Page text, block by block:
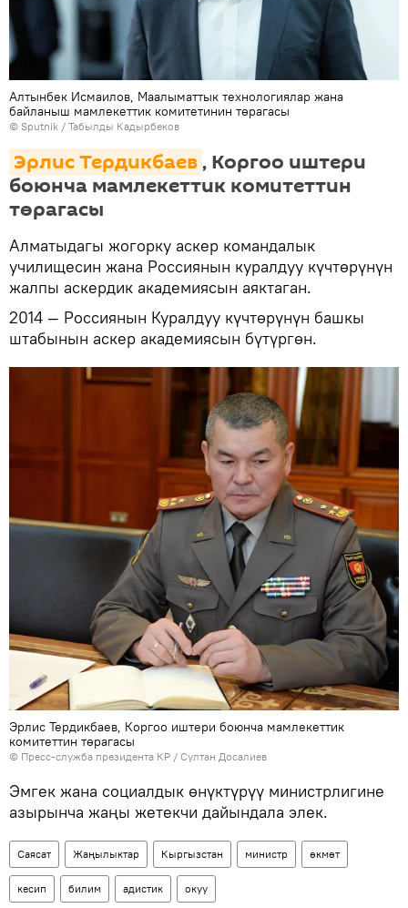
Алтынбек Исмаилов, Маалыматтык технологиялар жана
байланыш мамлекеттик комитетинин төрагасы
© Sputnik / Табылды Кадырбеков
Эрлис Тердикбаев, Коргоо иштери
боюнча мамлекеттик комитеттин
төрагасы
Алматыдагы жогорку аскер командалык
училищесин жана Россиянын куралдуу күчтөрүнүн
жалпы аскердик академиясын аяктаган.
2014 — Россиянын Куралдуу күчтөрүнүн башкы
штабынын аскер академиясын бүтүргөн.
Эрлис Тердикбаев, Коргоо иштери боюнча мамлекеттик
комитеттин төрагасы
© Пресс-служба президента КР / Султан Досалиев
Эмгек жана социалдык өнүктүрүү министрлигине
азырынча жаңы жетекчи дайындала элек.
Саясат Жаңылыктар Кыргызстан министр өкмөт
кесип билим адистик окуу